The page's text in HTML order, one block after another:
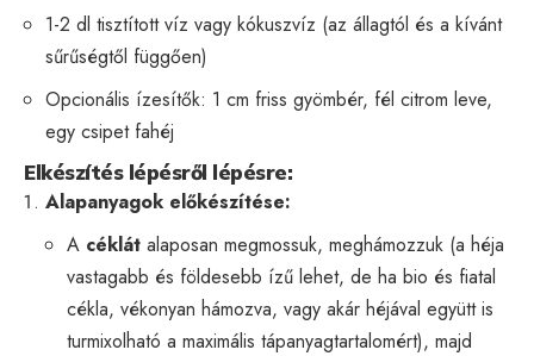
1-2 dl tisztított víz vagy kókuszvíz (az állagtól és a kívánt
sűrűségtől függően)
Opcionális ízesítők: 1 cm friss gyömbér, fél citrom leve,
egy csipet fahéj
Elkészítés lépésről lépésre:
Alapanyagok előkészítése:
A céklát alaposan megmossuk, meghámozzuk (a héja
vastagabb és földesebb ízű lehet, de ha bio és fiatal
cékla, vékonyan hámozva, vagy akár héjával együtt is
turmixolható a maximális tápanyagtartalomért), majd